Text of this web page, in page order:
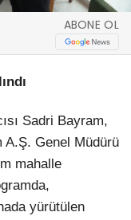
ABONE OL
Sadri Bayram,
A.Ş. Genel Müdürü
mahalle
yürütülen